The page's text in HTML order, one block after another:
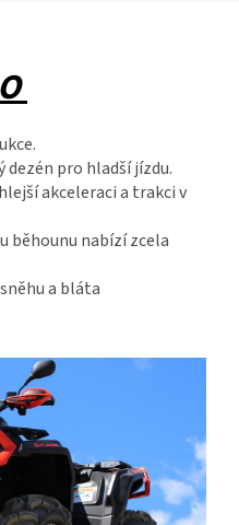
dezén pro hladší jízdu.
akceleraci a trakci v
běhounu nabízí zcela
a bláta